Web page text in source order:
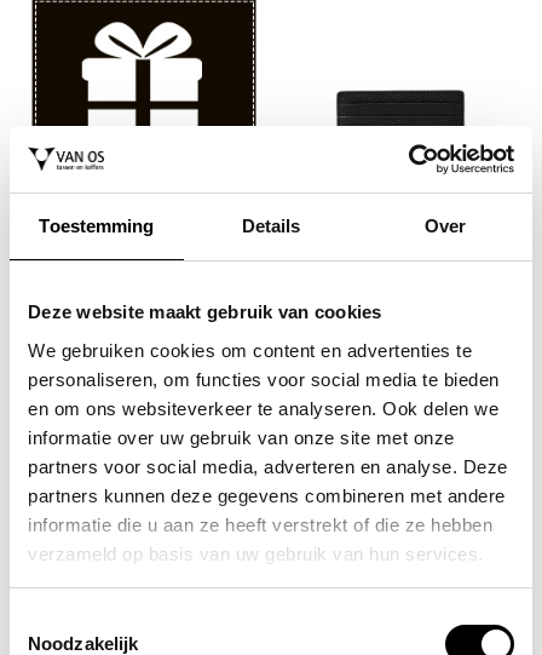
Toestemming Details Over
Deze website maakt gebruik van cookies
We gebruiken cookies om content en advertenties te
personaliseren, om functies voor social media te bieden
en om ons websiteverkeer te analyseren. Ook delen we
informatie over uw gebruik van onze site met onze
partners voor social media, adverteren en analyse. Deze
partners kunnen deze gegevens combineren met andere
informatie die u aan ze heeft verstrekt of die ze hebben
verzameld op basis van uw gebruik van hun services.
Noodzakelijk
pasjeshouder / portefuille leer
55,00
MICHAEL KORS
dames portemonnee jet set
150,00